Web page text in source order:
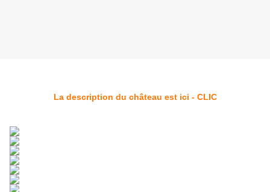
La description du château est ici - CLIC